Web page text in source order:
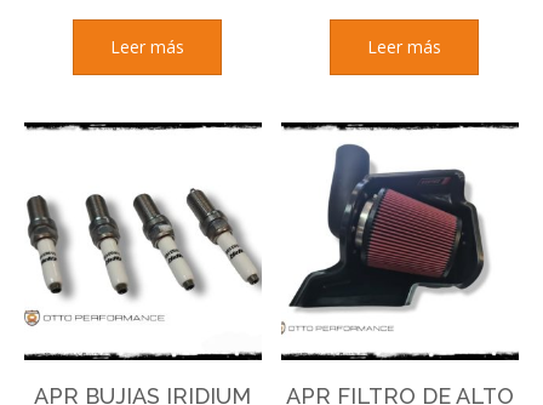
Leer más Leer más
APR BUJIAS IRIDIUM
APR FILTRO DE ALTO